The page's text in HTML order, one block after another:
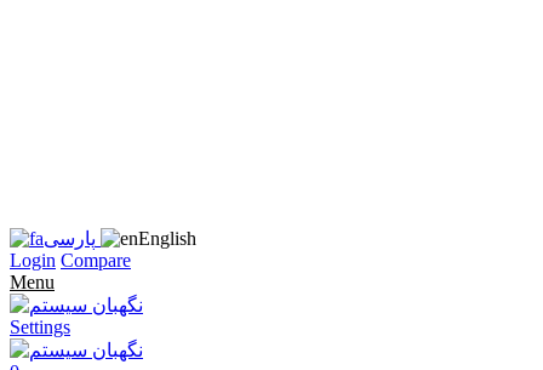
پارسی
English
Login Compare
Menu
Settings